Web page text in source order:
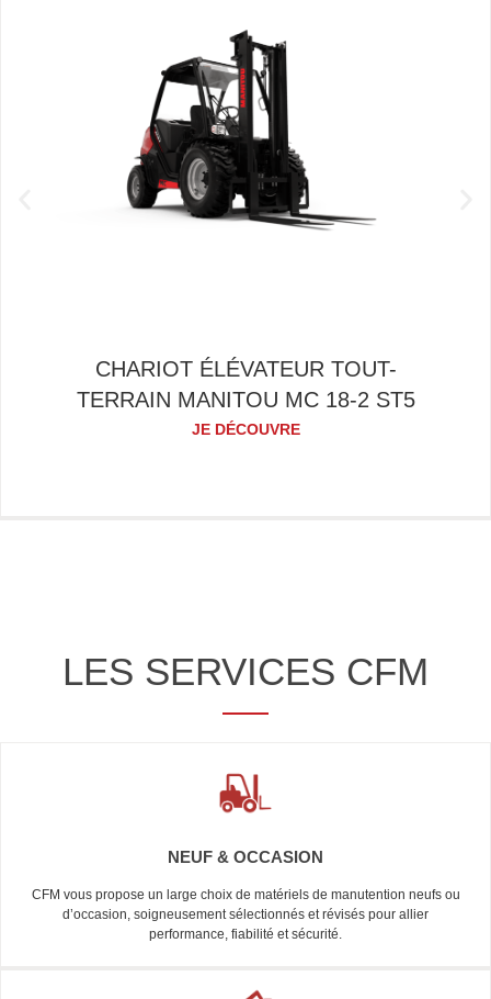
CHARIOT ÉLÉVATEUR TOUT-
TERRAIN MANITOU MC 18-2 ST5
JE DÉCOUVRE
LES SERVICES CFM
NEUF & OCCASION
CFM vous propose un large choix de matériels de manutention neufs ou
d’occasion, soigneusement sélectionnés et révisés pour allier
performance, fiabilité et sécurité.